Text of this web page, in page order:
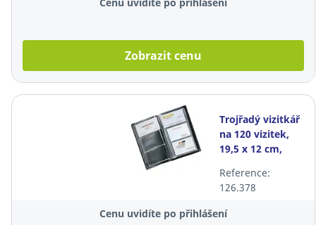
Zobrazit cenu
Trojřadý vizitkář
na 120 vizitek,
19,5 x 12 cm,
Reference:
126.378
Cenu uvidíte po přihlášení